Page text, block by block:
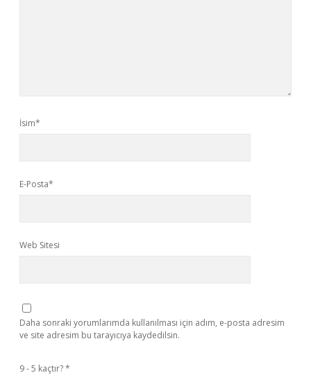
İsim*
E-Posta*
Web Sitesi
Daha sonraki yorumlarımda kullanılması için adım, e-posta adresim
ve site adresim bu tarayıcıya kaydedilsin.
9 - 5 kaçtır?*